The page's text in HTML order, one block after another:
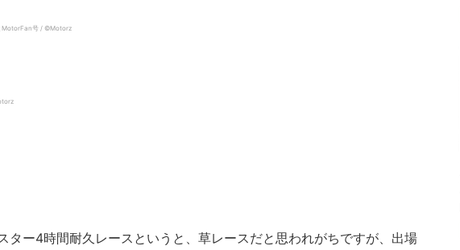
MotorFan号 / ©️Motorz
ター4時間耐久レースというと、草レースだと思われがちですが、出場